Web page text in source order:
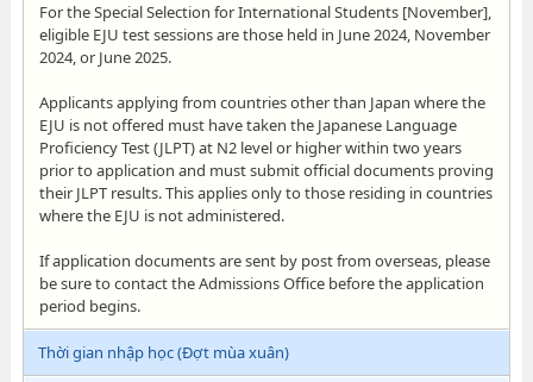
For the Special Selection for International Students [November],
eligible EJU test sessions are those held in June 2024, November
2024, or June 2025.
Applicants applying from countries other than Japan where the
EJU is not offered must have taken the Japanese Language
Proficiency Test (JLPT) at N2 level or higher within two years
prior to application and must submit official documents proving
their JLPT results. This applies only to those residing in countries
where the EJU is not administered.
If application documents are sent by post from overseas, please
be sure to contact the Admissions Office before the application
period begins.
Thời gian nhập học (Đợt mùa xuân)